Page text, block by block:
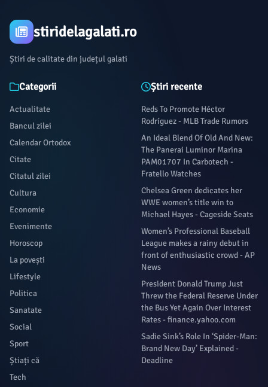
stiridelagalati.ro
Știri de calitate din județul galati
Categorii
Actualitate
Bancul zilei
Calendar Ortodox
Citate
Citatul zilei
Cultura
Economie
Evenimente
Horoscop
La povești
Lifestyle
Politica
Sanatate
Social
Sport
Știați că
Tech
Știri recente
Reds To Promote Héctor
Rodríguez - MLB Trade Rumors
An Ideal Blend Of Old And New:
The Panerai Luminor Marina
PAM01707 In Carbotech -
Fratello Watches
Chelsea Green dedicates her
WWE women’s title win to
Michael Hayes - Cageside Seats
Women’s Professional Baseball
League makes a rainy debut in
front of enthusiastic crowd - AP
News
President Donald Trump Just
Threw the Federal Reserve Under
the Bus Yet Again Over Interest
Rates - finance.yahoo.com
Sadie Sink’s Role In ‘Spider-Man:
Brand New Day’ Explained -
Deadline